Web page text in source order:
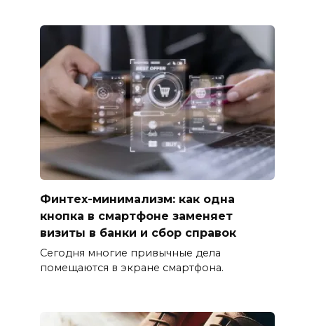
Финтех-минимализм: как одна
кнопка в смартфоне заменяет
визиты в банки и сбор справок
Сегодня многие привычные дела
помещаются в экране смартфона.